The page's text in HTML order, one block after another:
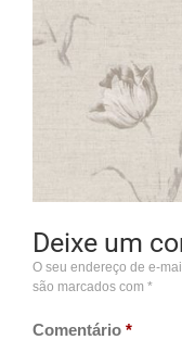
Deixe um
O seu endereço de e-
são marcados com *
Comentário *